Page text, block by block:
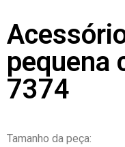
pequena
7374